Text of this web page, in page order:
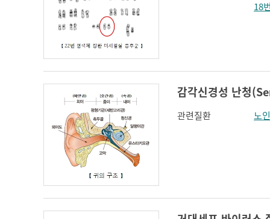
코 옆과 입꼬리 주름
하악전돌
18
감각신경성 난청
관련질환 노